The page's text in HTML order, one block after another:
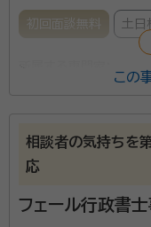
初回面談無料 土日
｢法的に効力のある
ブルにならないよ
ったお悩みやご要
この
相談者の気持ちを
応
フェール行政書